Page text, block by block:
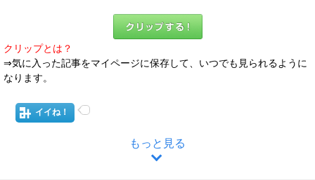
クリップとは？
⇒気に入った記事をマイページに保存して、いつでも見られるように
なります。
イイね！
もっと見る